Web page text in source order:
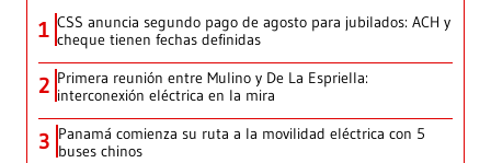
1 CSS anuncia segundo pago de agosto para jubilados: ACH y
cheque tienen fechas definidas
2 Primera reunión entre Mulino y De La Espriella:
interconexión eléctrica en la mira
3 Panamá comienza su ruta a la movilidad eléctrica con 5
buses chinos